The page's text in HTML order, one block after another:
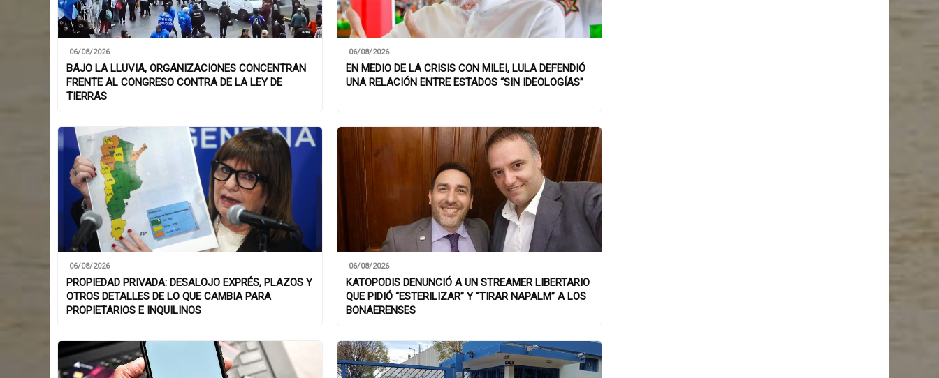
06/08/2026
BAJO LA LLUVIA, ORGANIZACIONES CONCENTRAN
FRENTE AL CONGRESO CONTRA DE LA LEY DE
TIERRAS
06/08/2026
EN MEDIO DE LA CRISIS CON MILEI, LULA DEFENDIÓ
UNA RELACIÓN ENTRE ESTADOS “SIN IDEOLOGÍAS”
06/08/2026
PROPIEDAD PRIVADA: DESALOJO EXPRÉS, PLAZOS Y
OTROS DETALLES DE LO QUE CAMBIA PARA
PROPIETARIOS E INQUILINOS
06/08/2026
KATOPODIS DENUNCIÓ A UN STREAMER LIBERTARIO
QUE PIDIÓ “ESTERILIZAR” Y “TIRAR NAPALM” A LOS
BONAERENSES